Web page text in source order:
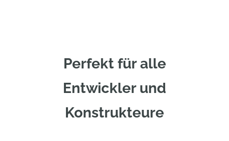
Perfekt für alle
Entwickler und
Konstrukteure